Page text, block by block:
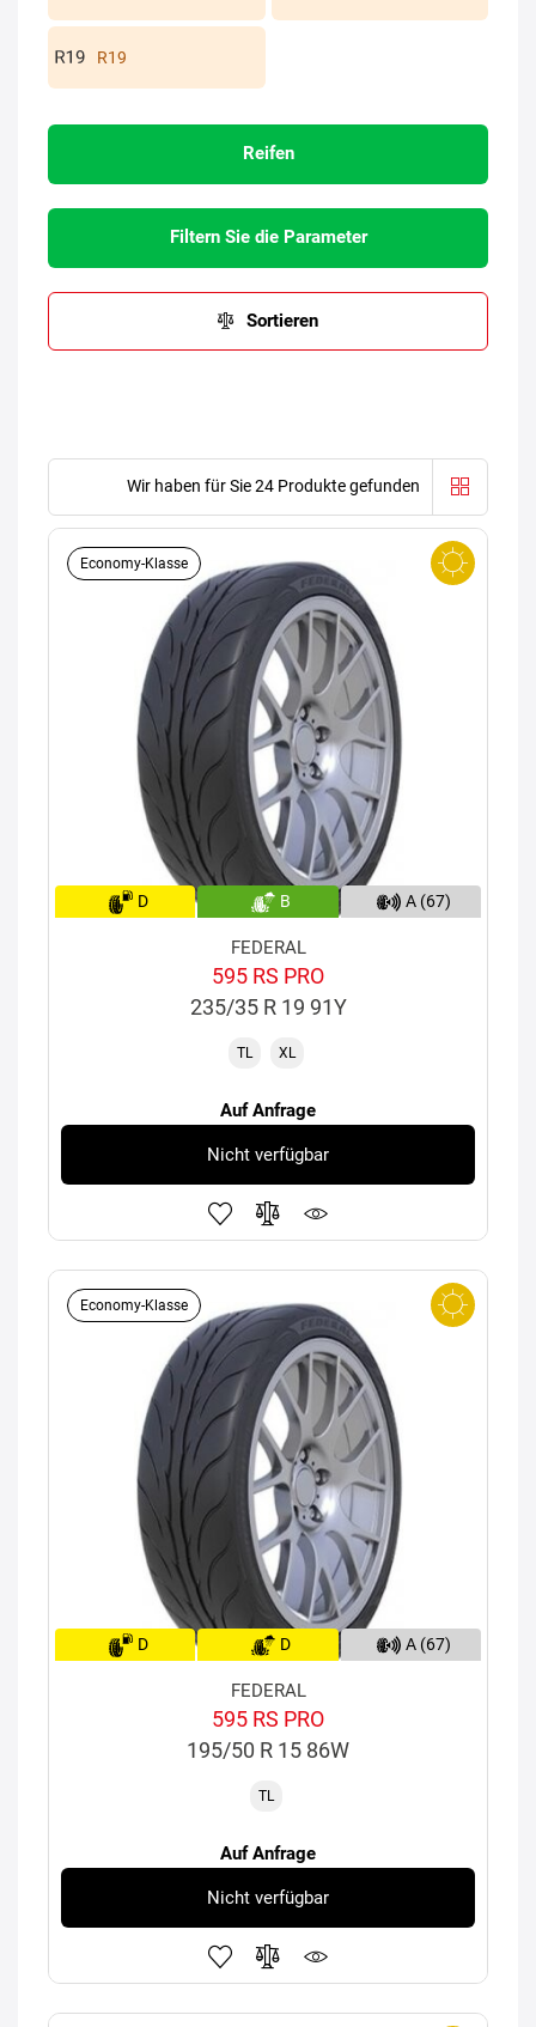
R19
Reifen
Filtern Sie die Parameter
Sortieren
Wir haben für Sie 24 Produkte gefunden
Economy-Klasse
D B A (67)
FEDERAL
595 RS PRO
235/35 R 19 91Y
TL XL
Auf Anfrage
Nicht verfügbar
Economy-Klasse
D D A (67)
FEDERAL
595 RS PRO
195/50 R 15 86W
TL
Auf Anfrage
Nicht verfügbar